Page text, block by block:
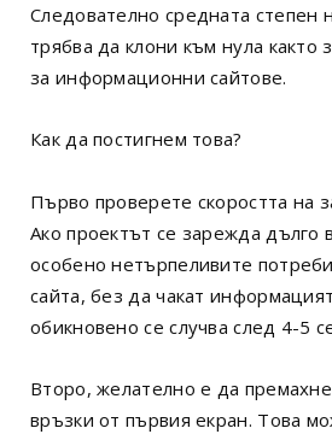
Следователно средната степен
трябва да клони към нула както
за информационни сайтове.
Как да постигнем това?
Първо проверете скоростта на
Ако проектът се зарежда дълго
особено нетърпеливите
сайта, без да чакат
обикновено се случва след 4-5
Второ, желателно е да
връзки от първия екран. Това